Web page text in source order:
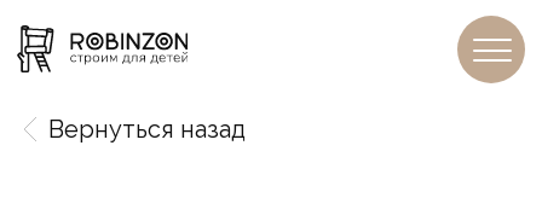
Вернуться назад